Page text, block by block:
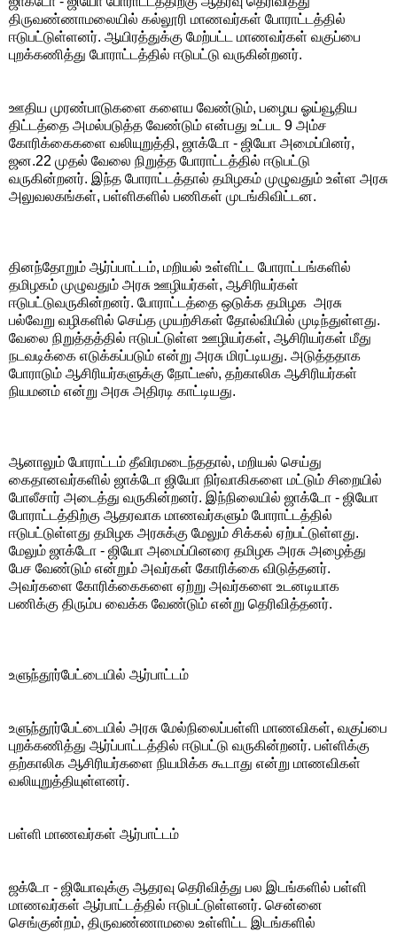
திருவண்ணாமலையில் கல்லூரி மாணவர்கள் போராட்டத்தில்
ஈடுபட்டுள்ளனர். ஆயிரத்துக்கு மேற்பட்ட மாணவர்கள் வகுப்பை
புறக்கணித்து போராட்டத்தில் ஈடுபட்டு வருகின்றனர்.
ஊதிய முரண்பாடுகளை களைய வேண்டும், பழைய ஓய்வூதிய
திட்டத்தை அமல்படுத்த வேண்டும் என்பது உட்பட 9 அம்ச
கோரிக்கைகளை வலியுறுத்தி, ஜாக்டோ - ஜியோ அமைப்பினர்,
ஜன.22 முதல் வேலை நிறுத்த போராட்டத்தில் ஈடுபட்டு
வருகின்றனர். இந்த போராட்டத்தால் தமிழகம் முழுவதும் உள்ள அரசு
அலுவலகங்கள், பள்ளிகளில் பணிகள் முடங்கிவிட்டன.
தினந்தோறும் ஆர்ப்பாட்டம், மறியல் உள்ளிட்ட போராட்டங்களில்
தமிழகம் முழுவதும் அரசு ஊழியர்கள், ஆசிரியர்கள்
ஈடுபட்டுவருகின்றனர். போராட்டத்தை ஒடுக்க தமிழக அரசு
பல்வேறு வழிகளில் செய்த முயற்சிகள் தோல்வியில் முடிந்துள்ளது.
வேலை நிறுத்தத்தில் ஈடுபட்டுள்ள ஊழியர்கள், ஆசிரியர்கள் மீது
நடவடிக்கை எடுக்கப்படும் என்று அரசு மிரட்டியது. அடுத்ததாக
போராடும் ஆசிரியர்களுக்கு நோட்டீஸ், தற்காலிக ஆசிரியர்கள்
நியமனம் என்று அரசு அதிரடி காட்டியது.
ஆனாலும் போராட்டம் தீவிரமடைந்ததால், மறியல் செய்து
கைதானவர்களில் ஜாக்டோ ஜியோ நிர்வாகிகளை மட்டும் சிறையில்
போலீசார் அடைத்து வருகின்றனர். இந்நிலையில் ஜாக்டோ - ஜியோ
போராட்டத்திற்கு ஆதரவாக மாணவர்களும் போராட்டத்தில்
ஈடுபட்டுள்ளது தமிழக அரசுக்கு மேலும் சிக்கல் ஏற்பட்டுள்ளது.
மேலும் ஜாக்டோ - ஜியோ அமைப்பினரை தமிழக அரசு அழைத்து
பேச வேண்டும் என்றும் அவர்கள் கோரிக்கை விடுத்தனர்.
அவர்களை கோரிக்கைகளை ஏற்று அவர்களை உடனடியாக
பணிக்கு திரும்ப வைக்க வேண்டும் என்று தெரிவித்தனர்.
உளுந்தூர்பேட்டையில் ஆர்பாட்டம்
உளுந்தூர்பேட்டையில் அரசு மேல்நிலைப்பள்ளி மாணவிகள், வகுப்பை
புறக்கணித்து ஆர்ப்பாட்டத்தில் ஈடுபட்டு வருகின்றனர். பள்ளிக்கு
தற்காலிக ஆசிரியர்களை நியமிக்க கூடாது என்று மாணவிகள்
வலியுறுத்தியுள்ளனர்.
பள்ளி மாணவர்கள் ஆர்பாட்டம்
ஜக்டோ - ஜியோவுக்கு ஆதரவு தெரிவித்து பல இடங்களில் பள்ளி
மாணவர்கள் ஆர்பாட்டத்தில் ஈடுபட்டுள்ளனர். சென்னை
செங்குன்றம், திருவண்ணாமலை உள்ளிட்ட இடங்களில்